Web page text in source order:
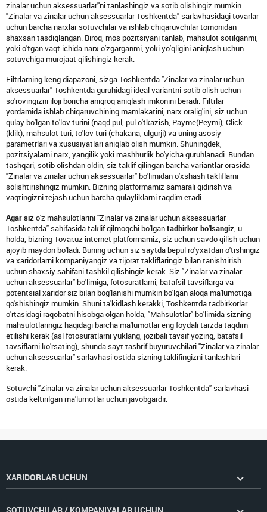
zinalar uchun aksessuarlar"ni tanlashingiz va sotib olishingiz mumkin.
"Zinalar va zinalar uchun aksessuarlar Toshkentda" sarlavhasidagi tovarlar
uchun barcha narxlar sotuvchilar va ishlab chiqaruvchilar tomonidan
shaxsan tasdiqlangan. Biroq, mos pozitsiyani tanlab, mahsulot sotilganmi,
yoki o'tgan vaqt ichida narx o'zgarganmi, yoki yo'qligini aniqlash uchun
sotuvchiga murojaat qilishingiz kerak.
Filtrlarning keng diapazoni, sizga Toshkentda "Zinalar va zinalar uchun
aksessuarlar" Toshkentda guruhidagi ideal variantni sotib olish uchun
so'rovingizni iloji boricha aniqroq aniqlash imkonini beradi. Filtrlar
yordamida ishlab chiqaruvchining mamlakatini, narx oralig'ini, siz uchun
qulay bo'lgan to'lov turini (naqd pul, pul o'tkazish, Payme(Peymi), Click
(klik), mahsulot turi, to'lov turi (chakana, ulgurji) va uning asosiy
parametrlari va xususiyatlari aniqlab olish mumkin. Shuningdek,
pozitsiyalarni narx, yangilik yoki mashhurlik bo'yicha guruhlanadi. Bundan
tashqari, sotib olishdan oldin, siz taklif qilingan barcha variantlar orasida
"Zinalar va zinalar uchun aksessuarlar" bo'limidan o'xshash takliflarni
solishtirishingiz mumkin. Bizning platformamiz samarali qidirish va
vaqtingizni tejash uchun barcha qulayliklarni taqdim etadi.
Agar siz o'z mahsulotlarini "Zinalar va zinalar uchun aksessuarlar
Toshkentda" sahifasida taklif qilmoqchi bo'lgan tadbirkor bo'lsangiz, u
holda, bizning Tovar.uz internet platformamiz, siz uchun savdo qilish uchun
ajoyib maydon bo'ladi. Buning uchun siz saytda bepul ro'yxatdan o'tishingiz
va xaridorlarni kompaniyangiz va tijorat takliflaringiz bilan tanishtirish
uchun shaxsiy sahifani tashkil qilishingiz kerak. Siz "Zinalar va zinalar
uchun aksessuarlar" bo'limiga, fotosuratlarni, batafsil tavsiflarga va
potentsial xaridor siz bilan bog'lanishi mumkin bo'lgan aloqa ma'lumotiga
qo'shishingiz mumkin. Shuni ta'kidlash kerakki, Toshkentda tadbirkorlar
o'rtasidagi raqobatni hisobga olgan holda, "Mahsulotlar" bo'limida sizning
mahsulotlaringiz haqidagi barcha ma'lumotlar eng foydali tarzda taqdim
etilishi kerak (asl fotosuratlarni yuklang, jozibali tavsif yozing, batafsil
tavsiflarni ko'rsating), shunda sayt tashrif buyuruvchilari "Zinalar va zinalar
uchun aksessuarlar" sarlavhasi ostida sizning taklifingizni tanlashlari
kerak.
Sotuvchi "Zinalar va zinalar uchun aksessuarlar Toshkentda" sarlavhasi
ostida keltirilgan ma'lumotlar uchun javobgardir.
XARIDORLAR UCHUN